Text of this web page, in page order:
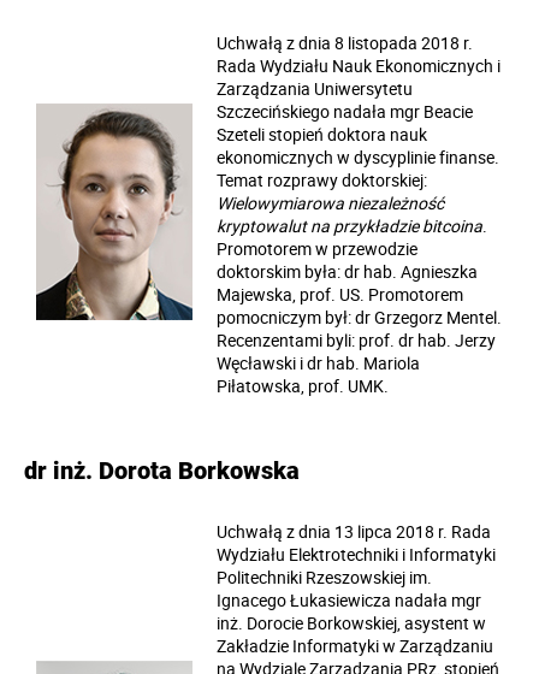
Uchwałą z dnia 8 listopada 2018 r.
Rada Wydziału Nauk Ekonomicznych i
Zarządzania Uniwersytetu
Szczecińskiego nadała mgr Beacie
Szeteli stopień doktora nauk
ekonomicznych w dyscyplinie finanse.
Temat rozprawy doktorskiej:
Wielowymiarowa niezależność
kryptowalut na przykładzie bitcoina.
Promotorem w przewodzie
doktorskim była: dr hab. Agnieszka
Majewska, prof. US. Promotorem
pomocniczym był: dr Grzegorz Mentel.
Recenzentami byli: prof. dr hab. Jerzy
Węcławski i dr hab. Mariola
Piłatowska, prof. UMK.
dr inż. Dorota Borkowska
Uchwałą z dnia 13 lipca 2018 r. Rada
Wydziału Elektrotechniki i Informatyki
Politechniki Rzeszowskiej im.
Ignacego Łukasiewicza nadała mgr
inż. Dorocie Borkowskiej, asystent w
Zakładzie Informatyki w Zarządzaniu
na Wydziale Zarządzania PRz, stopień